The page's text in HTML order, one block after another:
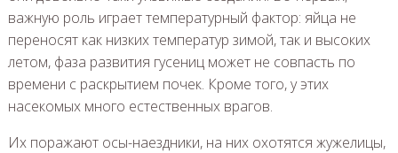
важную роль играет температурный фактор: яйца не
переносят как низких температур зимой, так и высоких
летом, фаза развития гусениц может не совпасть по
времени с раскрытием почек. Кроме того, у этих
насекомых много естественных врагов.
Их поражают осы-наездники, на них охотятся жужелицы,